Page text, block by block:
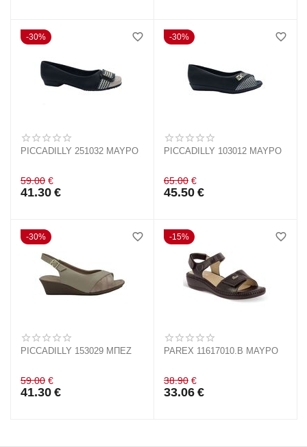
30%
PICCADILLY 251032 ΜΑΥΡΟ
59.00 €
41.30 €
30%
PICCADILLY 103012 ΜΑΥΡΟ
65.00 €
45.50 €
30%
PICCADILLY 153029 ΜΠΕΖ
59.00 €
41.30 €
15%
PAREX 11617010.B ΜΑΥΡΟ
38.90 €
33.06 €